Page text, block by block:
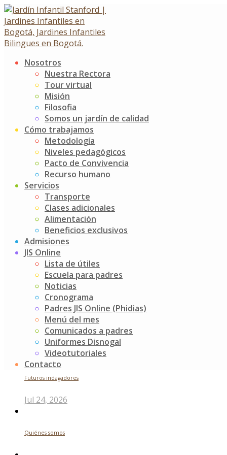
Skip
to
content
Nosotros
Nuestra Rectora
Tour virtual
Misión
Filosofia
Somos un jardín de calidad
Cómo trabajamos
Metodología
Niveles pedagógicos
Pacto de Convivencia
Recurso humano
Servicios
Transporte
Clases adicionales
Alimentación
Beneficios exclusivos
Admisiones
JIS Online
Lista de útiles
Escuela para padres
Noticias
Cronograma
Padres JIS Online (Phidias)
Menú del mes
Comunicados a padres
Uniformes Disnogal
Videotutoriales
Contacto
¡Felicitaciones pequeños
¡Felicitaciones pequeños grandes líderes!
25 febrero, 2025
Jardín Infantil Stanford
Felicitamos a nuestros tres maravillosos candidatos al
sentido real de la democracia y la formación del
voto y a la elección de un pequeño gran representante,
Nuevamente felicitamos a José Pablo, a Liam y a
a sus propuestas .
¡Felicitaciones pequeños grandes líderes!
Post
navigation
¡Qué lindo es ver cómo desde pequeños nuestros niños
Visitando nuestro colegio hermano
Buscar
Noticias recientes
Futuros indagadores
Jul 24, 2026
Quiénes somos